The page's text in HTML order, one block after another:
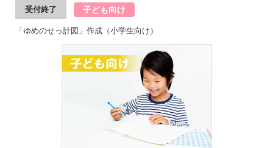
受付終了 子ども向け
「ゆめのせっ計図」作成（小学生向け）